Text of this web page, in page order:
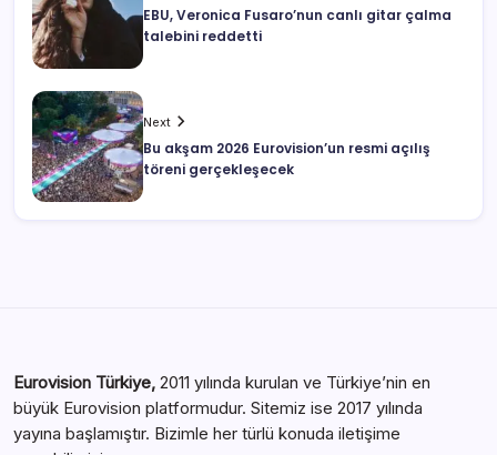
EBU, Veronica Fusaro’nun canlı gitar çalma
talebini reddetti
Next
Bu akşam 2026 Eurovision’un resmi açılış
töreni gerçekleşecek
Eurovision Türkiye, 2011 yılında kurulan ve Türkiye’nin en
büyük Eurovision platformudur. Sitemiz ise 2017 yılında
yayına başlamıştır. Bizimle her türlü konuda iletişime